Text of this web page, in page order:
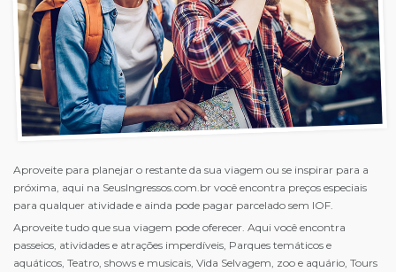
Aproveite para planejar o restante da sua viagem ou se inspirar para a
próxima, aqui na SeusIngressos.com.br você encontra preços especiais
para qualquer atividade e ainda pode pagar parcelado sem IOF.
Aproveite tudo que sua viagem pode oferecer. Aqui você encontra
passeios, atividades e atrações imperdíveis, Parques temáticos e
aquáticos, Teatro, shows e musicais, Vida Selvagem, zoo e aquário, Tours